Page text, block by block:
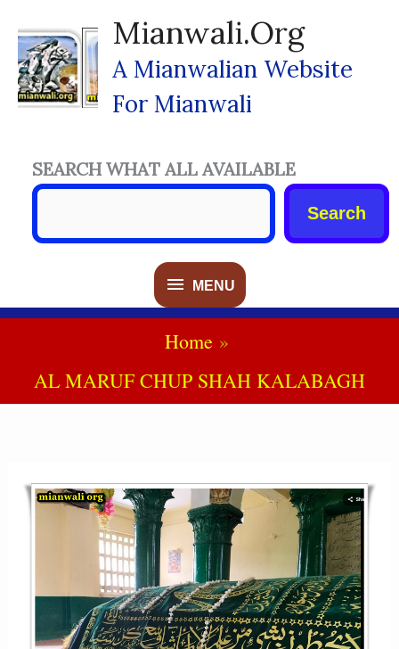
Content
Mianwali.org
A Mianwalian Website
For Mianwali
MENU
MENU
SEARCH WHAT ALL AVAILABLE
Search
Home
AL MARUF CHUP SHAH KALABAGH